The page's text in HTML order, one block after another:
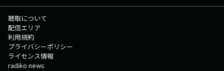
聴取について
配信エリア
利用規約
プライバシーポリシー
ライセンス情報
radiko news